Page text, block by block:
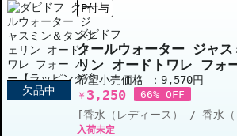
欠品中
P付与
ダビドフ
クールウォーター ジャス
リン オードトワレ フォ
ング済み】 100ml
希望小売価格 ： 9,570円
￥ 3,250 66% OFF
[香水（レディース） / 香水（
入荷未定